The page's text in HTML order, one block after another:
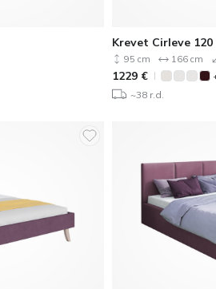
Krevet Cirleve 120
95 cm 166 cm
1229 €
~38 r.d.